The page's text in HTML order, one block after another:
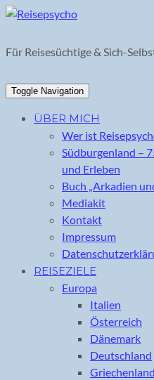
Skip
content
Für Reisesüchtige & Sich-
Toggle Navigation
ÜBER MICH
Wer ist
Südburgenland –
und Erleben
Buch „Arkadien
Mediakit
Kontakt
Impressum
REISEZIELE
Europa
Italien
Österreich
Dänemark
Deutschland
Griechenland